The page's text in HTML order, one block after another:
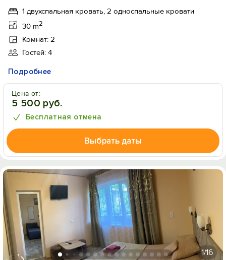
1 двухспальная кровать, 2 односпальные кровати
30 m2
Комнат: 2
Гостей: 4
Подробнее
Цена от:
5 500 руб.
Бесплатная отмена
Выбрать даты
1/16